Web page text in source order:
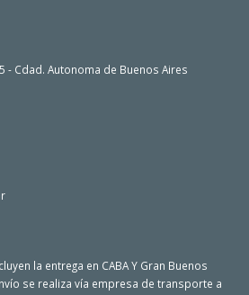
- Cdad. Autonoma de Buenos Aires
la entrega en CABA Y Gran Buenos
se realiza vía empresa de transporte a